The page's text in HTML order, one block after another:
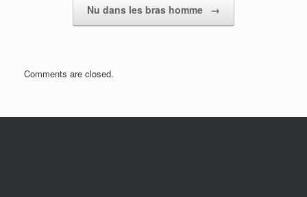
Nu dans les bras homme →
Comments are closed.